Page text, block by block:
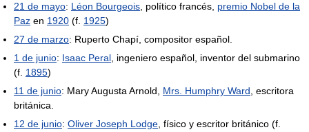
21 de mayo: Léon Bourgeois, político francés, premio Nobel de la
Paz en 1920 (f. 1925)
27 de marzo: Ruperto Chapí, compositor español.
1 de junio: Isaac Peral, ingeniero español, inventor del submarino
(f. 1895)
11 de junio: Mary Augusta Arnold, Mrs. Humphry Ward, escritora
británica.
12 de junio: Oliver Joseph Lodge, físico y escritor británico (f.